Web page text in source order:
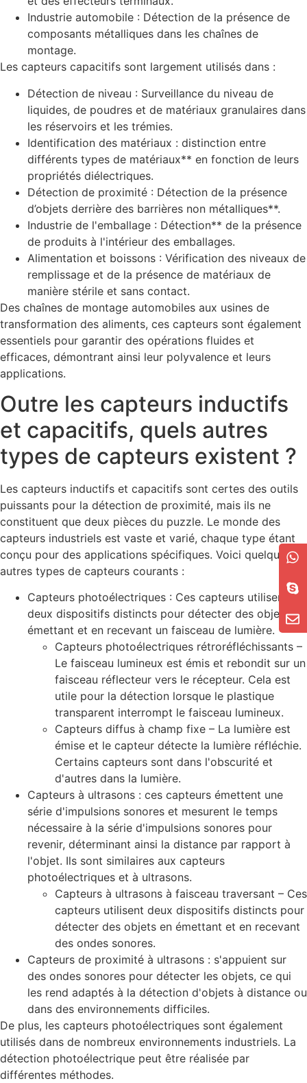
Industrie automobile : Détection de la présence de
composants métalliques dans les chaînes de
montage.
Les capteurs capacitifs sont largement utilisés dans :
Détection de niveau : Surveillance du niveau de
liquides, de poudres et de matériaux granulaires dans
les réservoirs et les trémies.
Identification des matériaux : distinction entre
différents types de matériaux** en fonction de leurs
propriétés diélectriques.
Détection de proximité : Détection de la présence
d’objets derrière des barrières non métalliques**.
Industrie de l'emballage : Détection** de la présence
de produits à l'intérieur des emballages.
Alimentation et boissons : Vérification des niveaux de
remplissage et de la présence de matériaux de
manière stérile et sans contact.
Des chaînes de montage automobiles aux usines de
transformation des aliments, ces capteurs sont également
essentiels pour garantir des opérations fluides et
efficaces, démontrant ainsi leur polyvalence et leurs
applications.
Outre les capteurs inductifs
et capacitifs, quels autres
types de capteurs existent ?
Les capteurs inductifs et capacitifs sont certes des outils
puissants pour la détection de proximité, mais ils ne
constituent que deux pièces du puzzle. Le monde des
capteurs industriels est vaste et varié, chaque type étant
conçu pour des applications spécifiques. Voici quelques
autres types de capteurs courants :
Capteurs photoélectriques : Ces capteurs utilisent
deux dispositifs distincts pour détecter des objets en
émettant et en recevant un faisceau de lumière.
Capteurs photoélectriques rétroréfléchissants –
Le faisceau lumineux est émis et rebondit sur un
faisceau réflecteur vers le récepteur. Cela est
utile pour la détection lorsque le plastique
transparent interrompt le faisceau lumineux.
Capteurs diffus à champ fixe – La lumière est
émise et le capteur détecte la lumière réfléchie.
Certains capteurs sont dans l'obscurité et
d'autres dans la lumière.
Capteurs à ultrasons : ces capteurs émettent une
série d'impulsions sonores et mesurent le temps
nécessaire à la série d'impulsions sonores pour
revenir, déterminant ainsi la distance par rapport à
l'objet. Ils sont similaires aux capteurs
photoélectriques et à ultrasons.
Capteurs à ultrasons à faisceau traversant – Ces
capteurs utilisent deux dispositifs distincts pour
détecter des objets en émettant et en recevant
des ondes sonores.
Capteurs de proximité à ultrasons : s'appuient sur
des ondes sonores pour détecter les objets, ce qui
les rend adaptés à la détection d'objets à distance ou
dans des environnements difficiles.
De plus, les capteurs photoélectriques sont également
utilisés dans de nombreux environnements industriels. La
détection photoélectrique peut être réalisée par
différentes méthodes.